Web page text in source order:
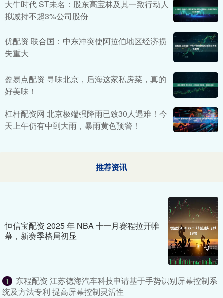
大牛时代 ST未名：股东高宝林及其一致行动人
拟减持不超3%公司股份
优配资 联合国：中东冲突使阿拉伯地区经济损
失重大
盈易点配资 寻味北京，后海这家私房菜，真的
好美味！
杠杆配资网 北京极端强降雨已致30人遇难！今
天上午仍有中到大雨，暴雨黄色预警！
推荐资讯
恒信宝配资 2025 年 NBA 十一月赛程拉开帷
幕，新赛季格局初显
1
东程配资 江苏德海汽车科技申请基于手势识别屏幕控制系
统及方法专利 提高屏幕控制灵活性